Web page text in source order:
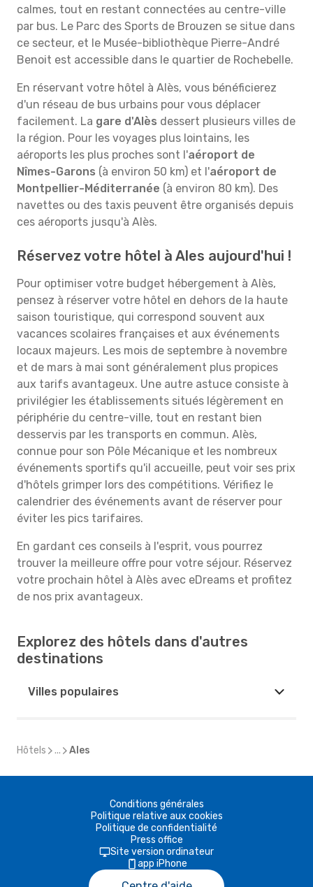
calmes, tout en restant connectées au centre-ville
par bus. Le Parc des Sports de Brouzen se situe dans
ce secteur, et le Musée-bibliothèque Pierre-André
Benoit est accessible dans le quartier de Rochebelle.
En réservant votre hôtel à Alès, vous bénéficierez
d'un réseau de bus urbains pour vous déplacer
facilement. La gare d'Alès dessert plusieurs villes de
la région. Pour les voyages plus lointains, les
aéroports les plus proches sont l'aéroport de
Nîmes-Garons (à environ 50 km) et l'aéroport de
Montpellier-Méditerranée (à environ 80 km). Des
navettes ou des taxis peuvent être organisés depuis
ces aéroports jusqu'à Alès.
Réservez votre hôtel à Ales aujourd'hui !
Pour optimiser votre budget hébergement à Alès,
pensez à réserver votre hôtel en dehors de la haute
saison touristique, qui correspond souvent aux
vacances scolaires françaises et aux événements
locaux majeurs. Les mois de septembre à novembre
et de mars à mai sont généralement plus propices
aux tarifs avantageux. Une autre astuce consiste à
privilégier les établissements situés légèrement en
périphérie du centre-ville, tout en restant bien
desservis par les transports en commun. Alès,
connue pour son Pôle Mécanique et les nombreux
événements sportifs qu'il accueille, peut voir ses prix
d'hôtels grimper lors des compétitions. Vérifiez le
calendrier des événements avant de réserver pour
éviter les pics tarifaires.
En gardant ces conseils à l'esprit, vous pourrez
trouver la meilleure offre pour votre séjour. Réservez
votre prochain hôtel à Alès avec eDreams et profitez
de nos prix avantageux.
Explorez des hôtels dans d'autres
destinations
Villes populaires
Hôtels ... Ales
Conditions générales
Politique relative aux cookies
Politique de confidentialité
Press office
Site version ordinateur
app iPhone